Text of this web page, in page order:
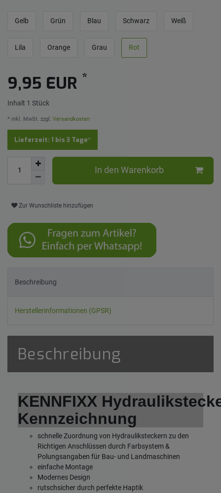
Gelb Grün Blau Schwarz Weiß
Lila Orange Grau Rot
9,95 EUR *
Inhalt 1 Stück
* inkl. MwSt. zzgl. Versandkosten
Lieferzeit: 1 bis 3 Tage*
In den Warenkorb
Zur Wunschliste hinzufügen
Beschreibung
Herstellerinformationen (GPSR)
Beschreibung
KENNFIXX
Kennzeichnung
schnelle Zuordnung von Hydrauliksteckern zu den
Richtigen Anschlüssen durch Farbsystem &
Polungsangaben für Bau- und Landmaschinen
einfache Montage
Modernes Design
rutschsicher durch perfekte Haptik